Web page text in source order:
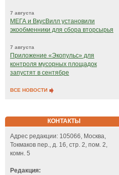
7 августа
МЕГА и ВкусВилл установили
экообменники для сбора вторсырья
7 августа
Приложение «Экопульс» для
контроля мусорных площадок
запустят в сентябре
ВСЕ НОВОСТИ
КОНТАКТЫ
Адрес редакции: 105066, Москва,
Токмаков пер., д. 16, стр. 2, пом. 2,
комн. 5
Редакция: